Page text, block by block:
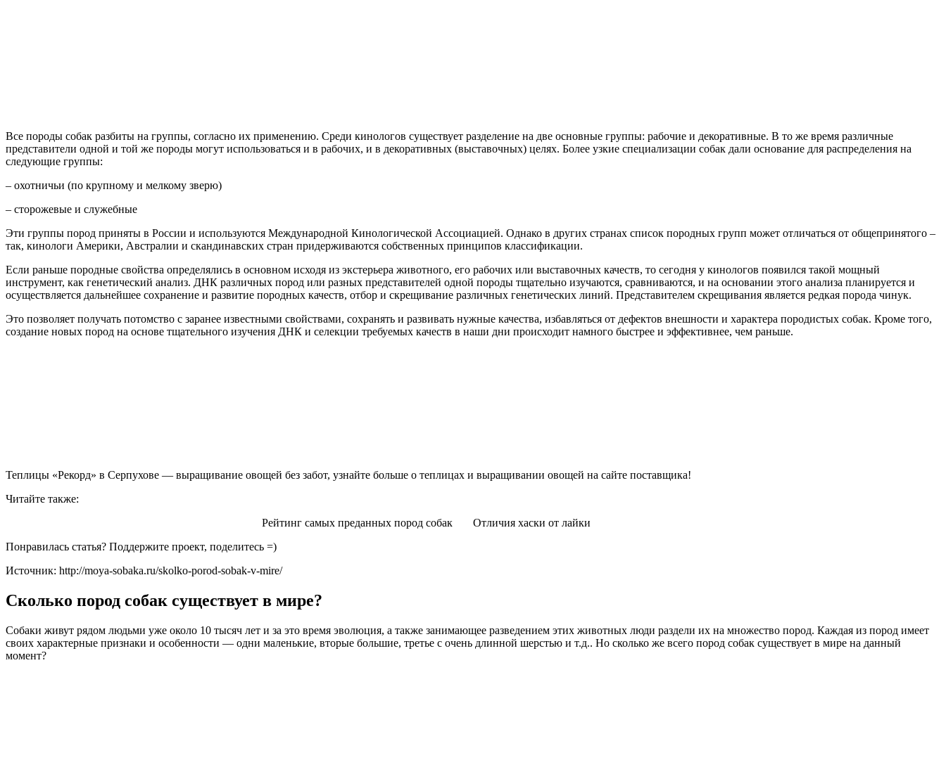
Все породы собак разбиты на группы, согласно их применению. Среди кинологов существует разделение на две основные группы: рабочие и декоративные. В то же время различные
представители одной и той же породы могут использоваться и в рабочих, и в декоративных (выставочных) целях. Более узкие специализации собак дали основание для распределения на
следующие группы:
– охотничьи (по крупному и мелкому зверю)
– сторожевые и служебные
Эти группы пород приняты в России и используются Международной Кинологической Ассоциацией. Однако в других странах список породных групп может отличаться от общепринятого –
так, кинологи Америки, Австралии и скандинавских стран придерживаются собственных принципов классификации.
Если раньше породные свойства определялись в основном исходя из экстерьера животного, его рабочих или выставочных качеств, то сегодня у кинологов появился такой мощный
инструмент, как генетический анализ. ДНК различных пород или разных представителей одной породы тщательно изучаются, сравниваются, и на основании этого анализа планируется и
осуществляется дальнейшее сохранение и развитие породных качеств, отбор и скрещивание различных генетических линий. Представителем скрещивания является редкая порода чинук.
Это позволяет получать потомство с заранее известными свойствами, сохранять и развивать нужные качества, избавляться от дефектов внешности и характера породистых собак. Кроме того,
создание новых пород на основе тщательного изучения ДНК и селекции требуемых качеств в наши дни происходит намного быстрее и эффективнее, чем раньше.
Теплицы «Рекорд» в Серпухове — выращивание овощей без забот, узнайте больше о теплицах и выращивании овощей на сайте поставщика!
Читайте также:
Рейтинг самых преданных пород собак
Отличия хаски от лайки
Понравилась статья? Поддержите проект, поделитесь =)
Источник: http://moya-sobaka.ru/skolko-porod-sobak-v-mire/
Сколько пород собак существует в мире?
Собаки живут рядом людьми уже около 10 тысяч лет и за это время эволюция, а также занимающее разведением этих животных люди раздели их на множество пород. Каждая из пород имеет
своих характерные признаки и особенности — одни маленькие, вторые большие, третье с очень длинной шерстью и т.д.. Но сколько же всего пород собак существует в мире на данный
момент?